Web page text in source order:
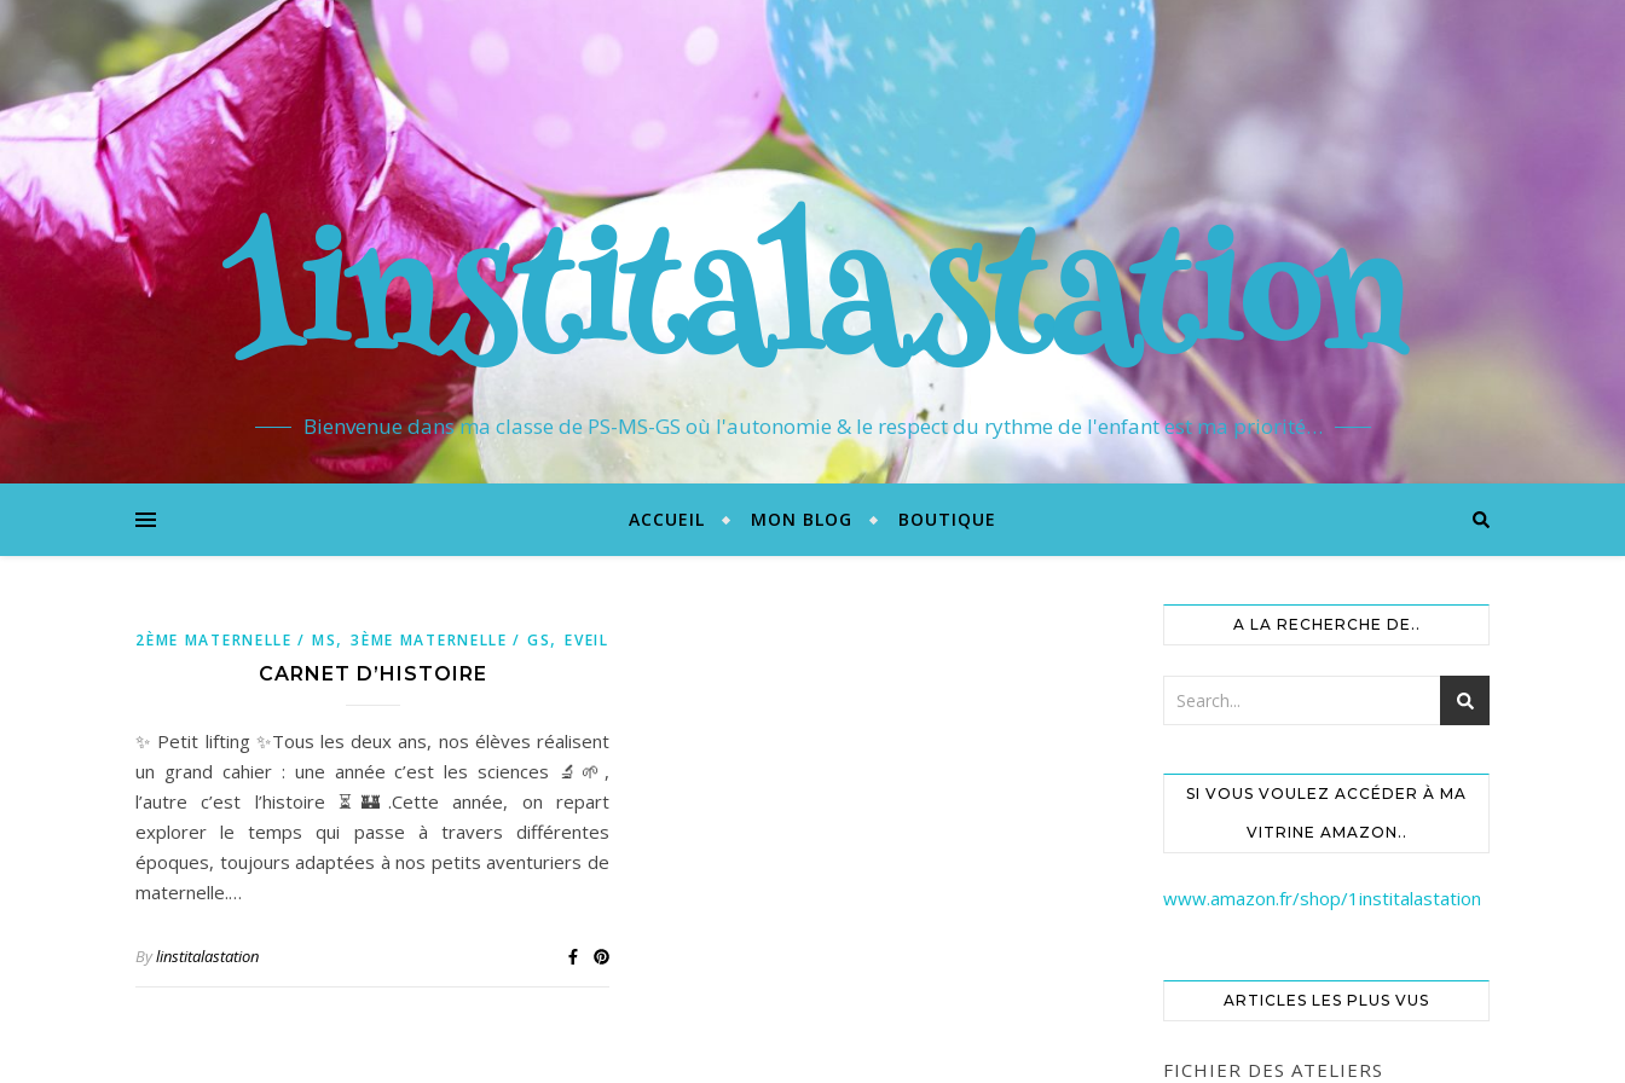
1institalastation
Bienvenue dans ma classe de PS-MS-GS où l'autonomie & le respect du rythme de l'enfant est ma priorité…
ACCUEIL MON BLOG BOUTIQUE
2ÈME MATERNELLE / MS,3ÈME MATERNELLE / GS,EVEIL
CARNET D’HISTOIRE
✨ Petit lifting ✨Tous les deux ans, nos élèves réalisent
un grand cahier : une année c’est les sciences 🔬🌱,
l’autre c’est l’histoire ⏳🏰.Cette année, on repart
explorer le temps qui passe à travers différentes
époques, toujours adaptées à nos petits aventuriers de
maternelle.…
Bylinstitalastation
A LA RECHERCHE DE..
SI VOUS VOULEZ ACCÉDER À MA
VITRINE AMAZON..
www.amazon.fr/shop/1institalastation
ARTICLES LES PLUS VUS
FICHIER DES ATELIERS